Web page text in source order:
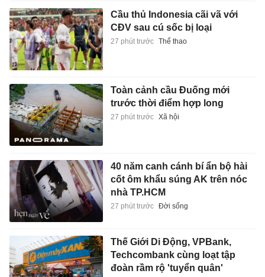
Cầu thủ Indonesia cãi vã với
CĐV sau cú sốc bị loại
27 phút trước Thể thao
Toàn cảnh cầu Đuống mới
trước thời điểm hợp long
27 phút trước Xã hội
40 năm canh cánh bí ẩn bộ hài
cốt ôm khẩu súng AK trên nóc
nhà TP.HCM
27 phút trước Đời sống
Thế Giới Di Động, VPBank,
Techcombank cùng loạt tập
đoàn rầm rộ 'tuyển quân'